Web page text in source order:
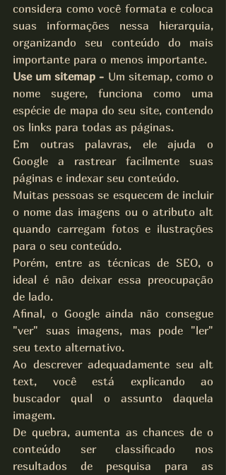
considera como você formata e coloca
suas informações nessa hierarquia,
organizando seu conteúdo do mais
importante para o menos importante.
Use um sitemap - Um sitemap, como o
nome sugere, funciona como uma
espécie de mapa do seu site, contendo
os links para todas as páginas.
Em outras palavras, ele ajuda o
Google a rastrear facilmente suas
páginas e indexar seu conteúdo.
Muitas pessoas se esquecem de incluir
o nome das imagens ou o atributo alt
quando carregam fotos e ilustrações
para o seu conteúdo.
Porém, entre as técnicas de SEO, o
ideal é não deixar essa preocupação
de lado.
Afinal, o Google ainda não consegue
"ver" suas imagens, mas pode "ler"
seu texto alternativo.
Ao descrever adequadamente seu alt
text, você está explicando ao
buscador qual o assunto daquela
imagem.
De quebra, aumenta as chances de o
conteúdo ser classificado nos
resultados de pesquisa para as